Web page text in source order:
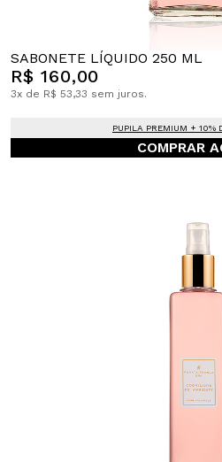
SABONETE LÍQUIDO 250 ML
R$ 160,00
3x de R$ 53,33 sem juros.
PUPILA PREMIUM + 10%
COMPRAR